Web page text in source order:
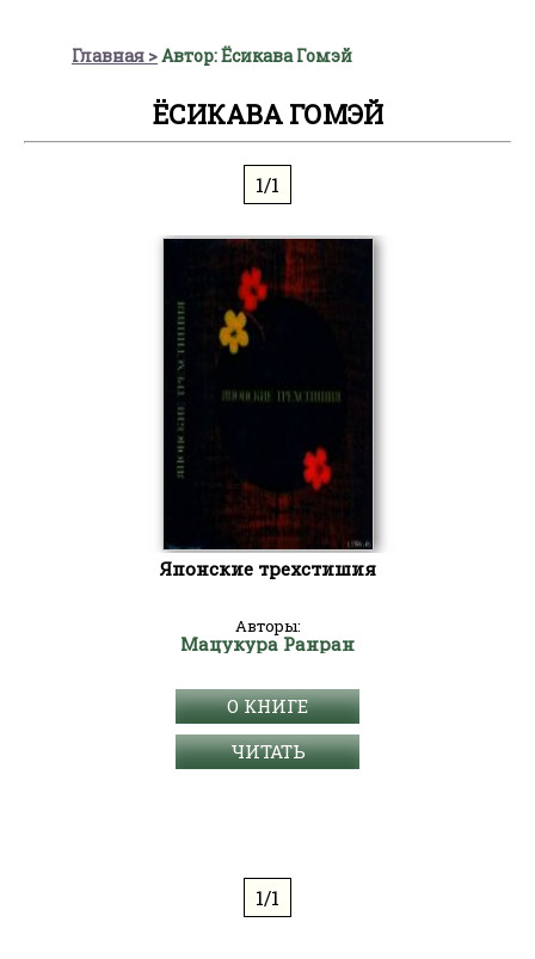
Главная Автор: Ёсикава Гомэй
ЁСИКАВА ГОМЭЙ
1/1
Японские трехстишия
Авторы:
Мацукура Ранран
О КНИГЕ
ЧИТАТЬ
1/1